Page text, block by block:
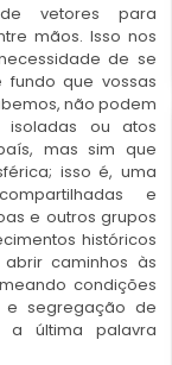
vetores para
mãos. Isso nos
de se
que vossas
não podem
isoladas ou atos
mas sim que
isso é, uma
e
e outros grupos
históricos
caminhos às
condições
e segregação de
última palavra